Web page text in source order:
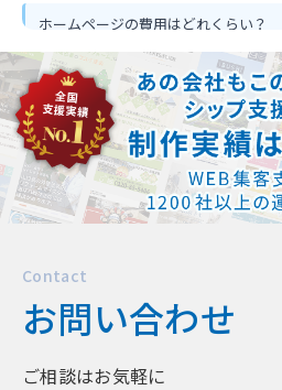
ホームページの費用はどれくらい？
ホームページ作って反響は出るの？
忙しくてもホームページ作成は可能？
Contact
お問い合わせ
ご相談はお気軽に